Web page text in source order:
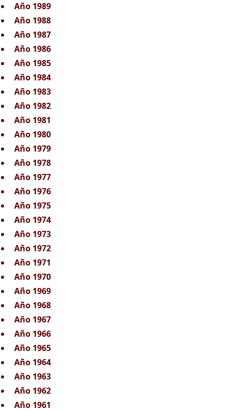
Año 1989
Año 1988
Año 1987
Año 1986
Año 1985
Año 1984
Año 1983
Año 1982
Año 1981
Año 1980
Año 1979
Año 1978
Año 1977
Año 1976
Año 1975
Año 1974
Año 1973
Año 1972
Año 1971
Año 1970
Año 1969
Año 1968
Año 1967
Año 1966
Año 1965
Año 1964
Año 1963
Año 1962
Año 1961